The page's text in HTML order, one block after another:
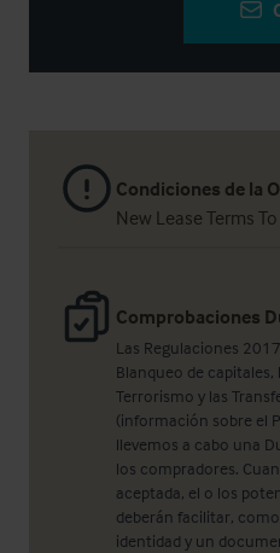
Condiciones de la
New Lease Terms
Comprobaciones
Las Regulaciones
Blanqueo de
Terrorismo y las
(información sobre el
llevemos a cabo una
los compradores.
aceptada, el o los
deberán facilitar,
identidad y un